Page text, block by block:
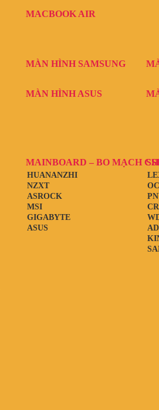
MACBOOK AIR
MÀN HÌNH SAMSUNG
MÀN HÌNH ASUS
MAINBOARD – BO MẠCH
ASUS
GIGABYTE
MSI
ASROCK
NZXT
HUANANZHI